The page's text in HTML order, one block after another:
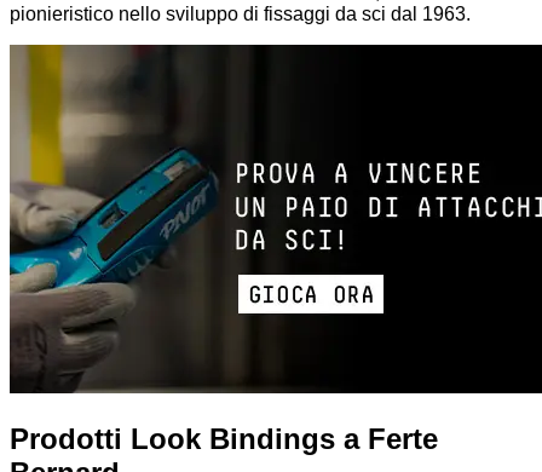
pionieristico nello sviluppo di fissaggi da sci dal 1963.
Prodotti Look Bindings a Ferte